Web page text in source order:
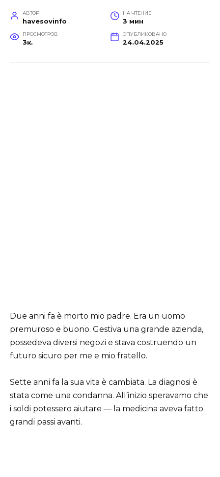
АВТОР
havesovinfo
НА ЧТЕНИЕ
3 мин
ПРОСМОТРОВ
3к.
ОПУБЛИКОВАНО
24.04.2025
Due anni fa è morto mio padre. Era un uomo
premuroso e buono. Gestiva una grande azienda,
possedeva diversi negozi e stava costruendo un
futuro sicuro per me e mio fratello.
Sette anni fa la sua vita è cambiata. La diagnosi è
stata come una condanna. All’inizio speravamo che
i soldi potessero aiutare — la medicina aveva fatto
grandi passi avanti.